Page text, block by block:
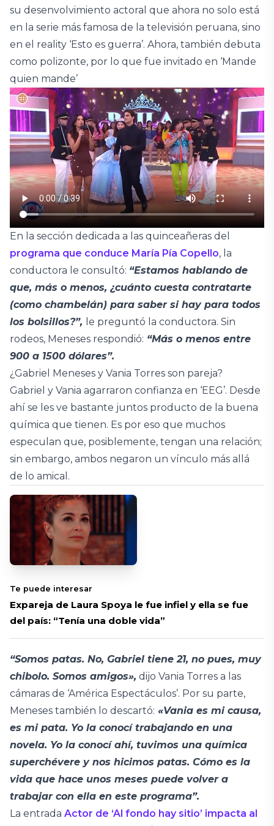
su desenvolvimiento actoral que ahora no solo está
en la serie más famosa de la televisión peruana, sino
en el reality ‘Esto es guerra’. Ahora, también debuta
como polizonte, por lo que fue invitado en ‘Mande
quien mande’
En la sección dedicada a las quinceañeras del
programa que conduce María Pía Copello, la
conductora le consultó: “Estamos hablando de
que, más o menos, ¿cuánto cuesta contratarte
(como chambelán) para saber si hay para todos
los bolsillos?”, le preguntó la conductora. Sin
rodeos, Meneses respondió: “Más o menos entre
900 a 1500 dólares”.
¿Gabriel Meneses y Vania Torres son pareja?
Gabriel y Vania agarraron confianza en ‘EEG’. Desde
ahí se les ve bastante juntos producto de la buena
química que tienen. Es por eso que muchos
especulan que, posiblemente, tengan una relación;
sin embargo, ambos negaron un vínculo más allá
de lo amical.
Te puede interesar
Expareja de Laura Spoya le fue infiel y ella se fue
del país: “Tenía una doble vida”
“Somos patas. No, Gabriel tiene 21, no pues, muy
chibolo. Somos amigos», dijo Vania Torres a las
cámaras de ‘América Espectáculos’. Por su parte,
Meneses también lo descartó: «Vania es mi causa,
es mi pata. Yo la conocí trabajando en una
novela. Yo la conocí ahí, tuvimos una química
superchévere y nos hicimos patas. Cómo es la
vida que hace unos meses puede volver a
trabajar con ella en este programa”.
La entrada Actor de ‘Al fondo hay sitio’ impacta al